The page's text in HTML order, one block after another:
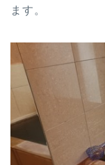
ます。